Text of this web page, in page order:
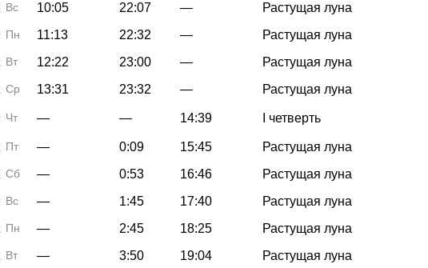
Вс 10:05 22:07 — Растущая луна
Пн 11:13 22:32 — Растущая луна
Вт 12:22 23:00 — Растущая луна
Ср 13:31 23:32 — Растущая луна
Чт — — 14:39 I четверть
Пт — 0:09 15:45 Растущая луна
Сб — 0:53 16:46 Растущая луна
Вс — 1:45 17:40 Растущая луна
Пн — 2:45 18:25 Растущая луна
Вт — 3:50 19:04 Растущая луна